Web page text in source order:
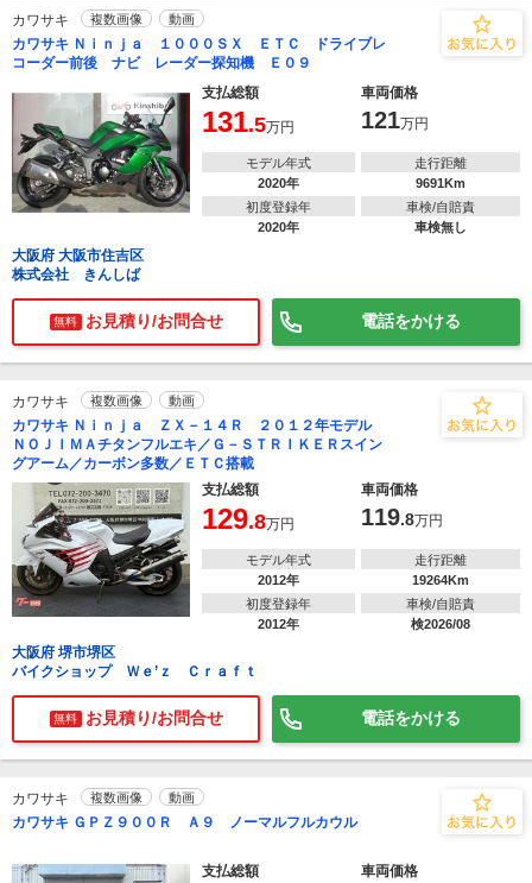
カワサキ 複数画像 動画
カワサキ Ｎｉｎｊａ １０００ＳＸ ＥＴＣ ドライブレ
コーダー前後 ナビ レーダー探知機 Ｅ０９
支払総額
車両価格
131.5万円 121万円
モデル年式
2020年
走行距離
9691Km
初度登録年
2020年
車検/自賠責
車検無し
大阪府 大阪市住吉区
株式会社 きんしば
無料 お見積り/お問合せ 電話をかける
カワサキ 複数画像 動画
カワサキ Ｎｉｎｊａ ＺＸ－１４Ｒ ２０１２年モデル
ＮＯＪＩＭＡチタンフルエキ／Ｇ－ＳＴＲＩＫＥＲスイン
グアーム／カーボン多数／ＥＴＣ搭載
支払総額
車両価格
129.8万円 119.8万円
モデル年式
2012年
走行距離
19264Km
初度登録年
2012年
車検/自賠責
検2026/08
大阪府 堺市堺区
バイクショップ Ｗｅ’ｚ Ｃｒａｆｔ
無料 お見積り/お問合せ 電話をかける
カワサキ 複数画像 動画
カワサキ ＧＰＺ９００Ｒ Ａ９ ノーマルフルカウル
支払総額 車両価格